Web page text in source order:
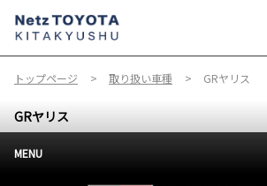
トップページ 取り扱い車種 GRヤリス
GRヤリス
MENU